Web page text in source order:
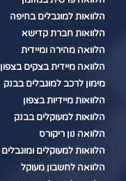
הלוואות למוגבלים בחיפה
הלוואות חברת קדישא
הלוואה מהירה ומיידית
הלוואה מיידית בצקים בצפון
מימון לרכב למוגבלים בבנק
הלוואות מיידיות בצפון
הלוואות למעוקלים בבנק
הלוואה נון ריקורס
הלוואות למעוקלים ומוגבלים
הלוואה לחשבון מעוקל